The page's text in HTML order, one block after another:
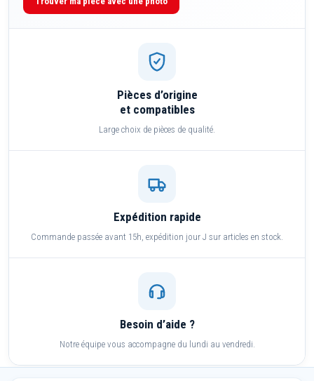
Pièces d’origine
et compatibles
Large choix de pièces de qualité.
Expédition rapide
Commande passée avant 15h, expédition jour J sur articles en stock.
Besoin d’aide ?
Notre équipe vous accompagne du lundi au vendredi.